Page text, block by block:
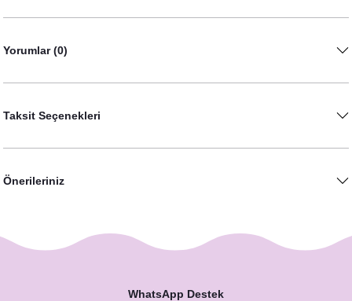
20,00 TL
Yorumlar (0)
Taksit Seçenekleri
Önerileriniz
WhatsApp Destek